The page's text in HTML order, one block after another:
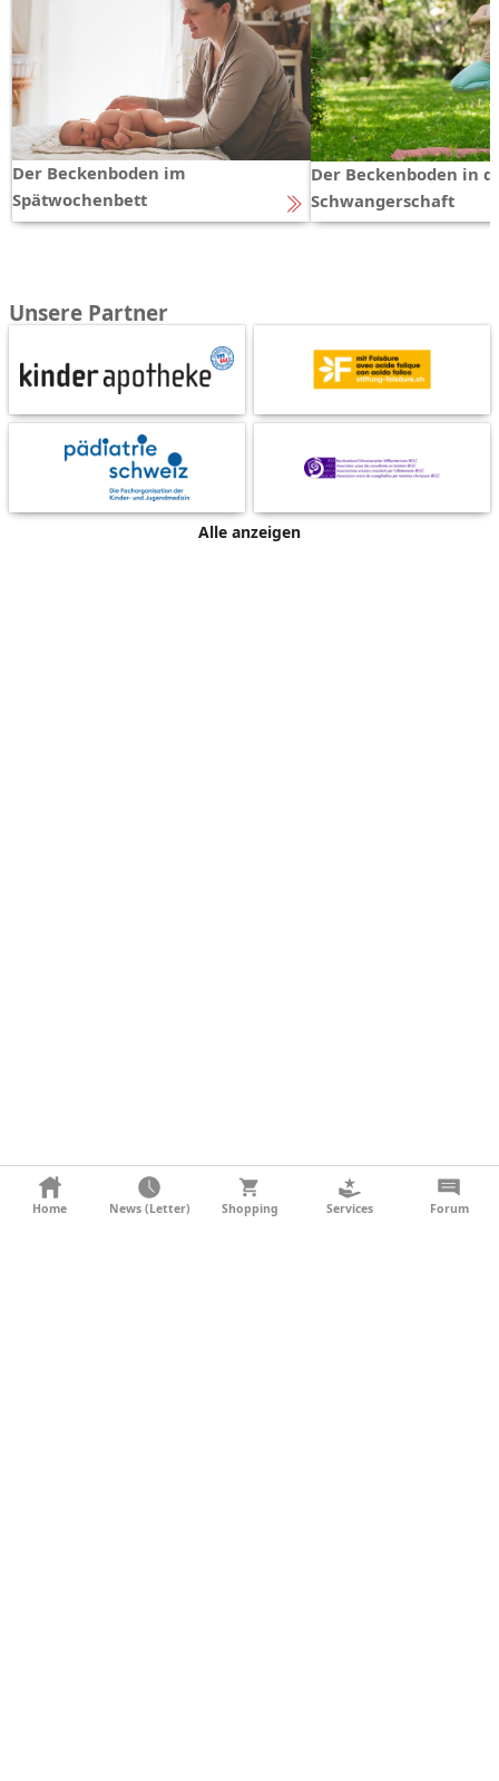
Der Beckenboden im
Spätwochenbett
Der Beckenboden in
Schwangerschaft
Unsere Partner
Alle anzeigen
KONTAKT
Home News (Letter) Shopping Services Forum